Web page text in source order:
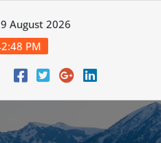
August 2026
PM